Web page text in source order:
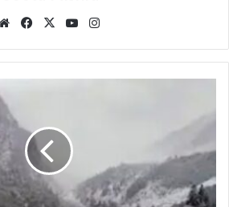
WebsiteFacebook
X YouTube